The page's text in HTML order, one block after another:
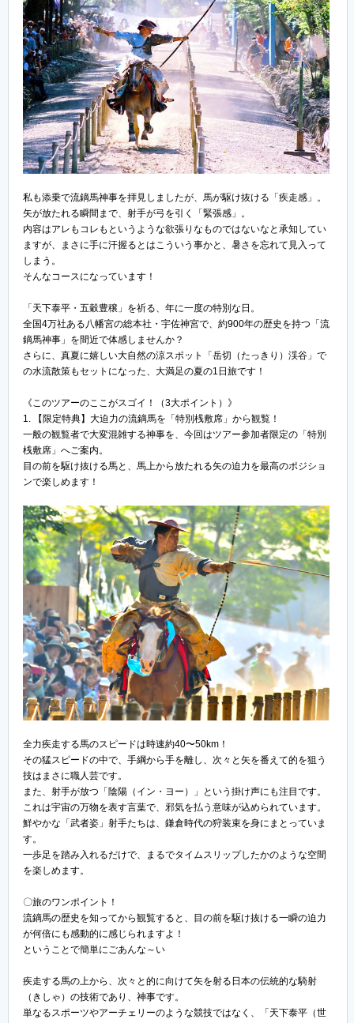
私も添乗で流鏑馬神事を拝見しましたが、馬が駆け抜ける「疾走感」。
矢が放たれる瞬間まで、射手が弓を引く「緊張感」。
内容はアレもコレもというような欲張りなものではないなと承知してい
ますが、まさに手に汗握るとはこういう事かと、暑さを忘れて見入って
しまう。
そんなコースになっています！
「天下泰平・五穀豊穣」を祈る、年に一度の特別な日。
全国4万社ある八幡宮の総本社・宇佐神宮で、約900年の歴史を持つ「流
鏑馬神事」を間近で体感しませんか？
さらに、真夏に嬉しい大自然の涼スポット「岳切（たっきり）渓谷」で
の水流散策もセットになった、大満足の夏の1日旅です！
《このツアーのここがスゴイ！（3大ポイント）》
1. 【限定特典】大迫力の流鏑馬を「特別桟敷席」から観覧！
一般の観覧者で大変混雑する神事を、今回はツアー参加者限定の「特別
桟敷席」へご案内。
目の前を駆け抜ける馬と、馬上から放たれる矢の迫力を最高のポジショ
ンで楽しめます！
全力疾走する馬のスピードは時速約40〜50km！
その猛スピードの中で、手綱から手を離し、次々と矢を番えて的を狙う
技はまさに職人芸です。
また、射手が放つ「陰陽（イン・ヨー）」という掛け声にも注目です。
これは宇宙の万物を表す言葉で、邪気を払う意味が込められています。
鮮やかな「武者姿」射手たちは、鎌倉時代の狩装束を身にまとっていま
す。
一歩足を踏み入れるだけで、まるでタイムスリップしたかのような空間
を楽しめます。
〇旅のワンポイント！
流鏑馬の歴史を知ってから観覧すると、目の前を駆け抜ける一瞬の迫力
が何倍にも感動的に感じられますよ！
ということで簡単にごあんな～い
疾走する馬の上から、次々と的に向けて矢を射る日本の伝統的な騎射
（きしゃ）の技術であり、神事です。
単なるスポーツやアーチェリーのような競技ではなく、「天下泰平（世